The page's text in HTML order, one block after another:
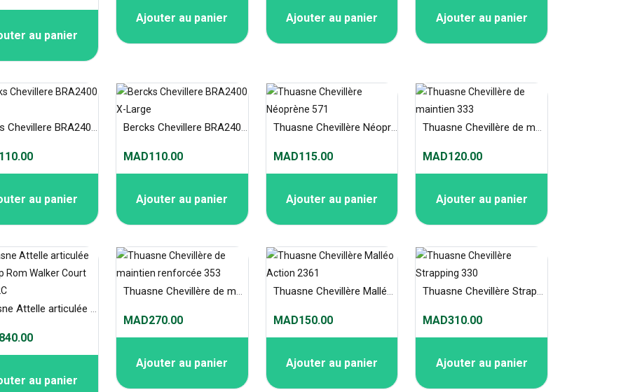
au panier
Ajouter au panier Ajouter au panier Ajouter au panier
Bercks Chevillere BRA2400 Small
au panier
Bercks Chevillere BRA2400 X-Large
MAD110.00
Ajouter au panier
Thuasne Chevillère Néoprène 571
MAD115.00
Ajouter au panier
Thuasne Chevillère de maintien 333
MAD120.00
Ajouter au panier
Thuasne Attelle articulée Ligastep Rom Walker Court U83032C
au panier
Thuasne Chevillère de maintien renforcée 353
MAD270.00
Ajouter au panier
Thuasne Chevillère Malléo Action 2361
MAD150.00
Ajouter au panier
Thuasne Chevillère Strapping 330
MAD310.00
Ajouter au panier